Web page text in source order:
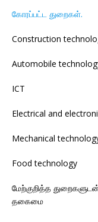
கோரப்பட்ட துறைகள்.
Construction
Automobile
ICT
Electrical and
Mechanical
Food technology
மேற்குறித்த
தகைமை